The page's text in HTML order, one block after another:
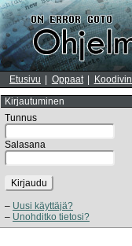
Etusivu Oppaat
Kirjautuminen
Tunnus
Salasana
Kirjaudu
Uusi käyttäjä?
Unohditko tietosi?